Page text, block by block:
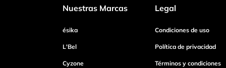
Tu nombre
Nuestras Marcas
ésika
L'Bel
Cyzone
Legal
Condiciones de uso
Política de privacidad
Términos y condiciones